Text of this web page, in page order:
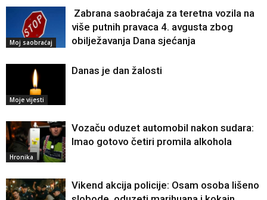
Moj saobraćaj
Zabrana saobraćaja za teretna vozila na
više putnih pravaca 4. avgusta zbog
obilježavanja Dana sjećanja
Moje vijesti
Danas je dan žalosti
Hronika
Vozaču oduzet automobil nakon sudara:
Imao gotovo četiri promila alkohola
Vikend akcija policije: Osam osoba lišeno